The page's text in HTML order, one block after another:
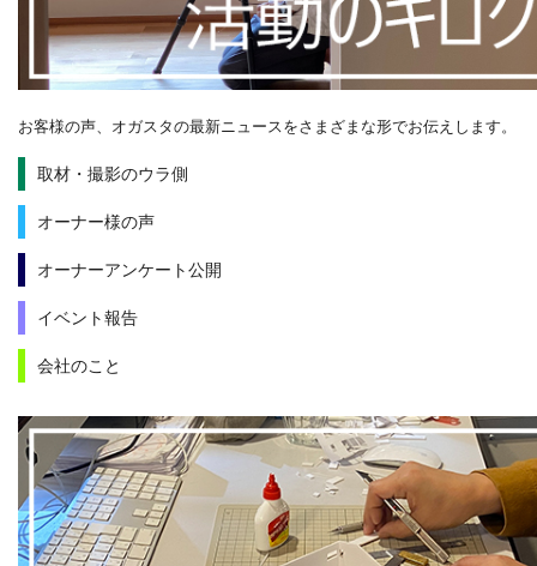
お客様の声、オガスタの最新ニュースをさまざまな形でお伝えします。
取材・撮影のウラ側
オーナー様の声
オーナーアンケート公開
イベント報告
会社のこと